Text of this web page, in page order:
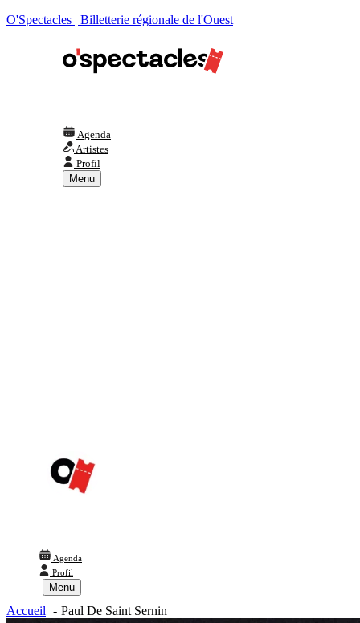
O'Spectacles | Billetterie régionale de l'Ouest
Agenda
Artistes
Profil
Menu
Agenda
Profil
Menu
Accueil Paul De Saint Sernin